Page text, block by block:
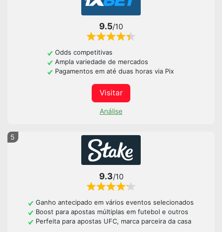
9.5/10
Odds competitivas
Ampla variedade de mercados
Pagamentos em até duas horas via Pix
Visitar
Análise
5
9.3/10
Ganho antecipado em vários eventos selecionados
Boost para apostas múltiplas em futebol e outros
Perfeita para apostas UFC, marca parceira da casa